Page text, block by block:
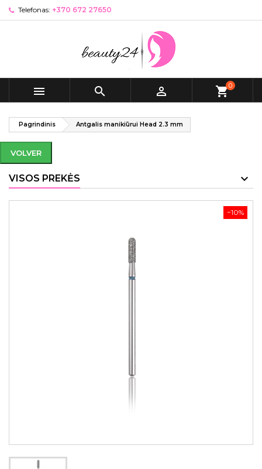
Telefonas: +370 672 27650
   shopping_cart0
Pagrindinis Antgalis manikiūrui Head 2.3 mm
VOLVER
VISOS PREKĖS
−10%